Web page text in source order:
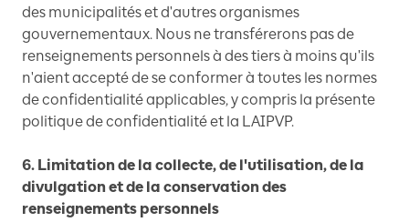
des municipalités et d'autres organismes
gouvernementaux. Nous ne transférerons pas de
renseignements personnels à des tiers à moins qu'ils
n'aient accepté de se conformer à toutes les normes
de confidentialité applicables, y compris la présente
politique de confidentialité et la LAIPVP.
6. Limitation de la collecte, de l'utilisation, de la
divulgation et de la conservation des
renseignements personnels